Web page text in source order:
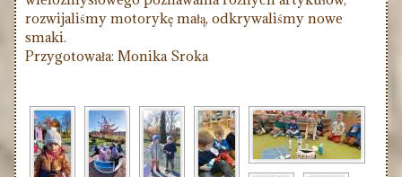
rozwijaliśmy motorykę małą, odkrywaliśmy nowe
smaki.
Przygotowała: Monika Sroka